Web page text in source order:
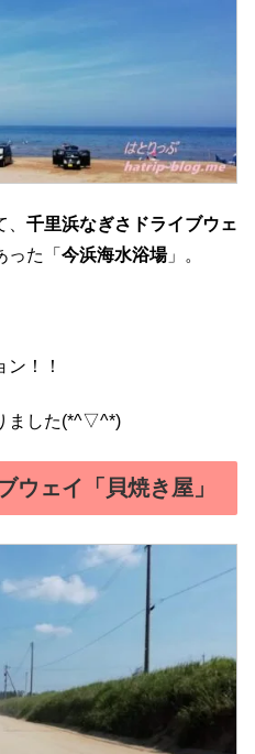
千里浜なぎさドライブウェ
た「 今浜海水浴場」。
！！
ました(*^▽^*)
ウェイ「貝焼き屋」